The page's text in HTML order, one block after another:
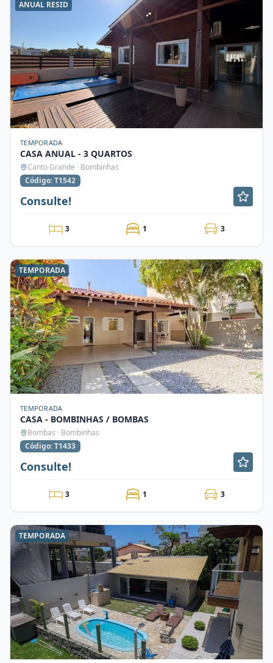
ANUAL RESID
TEMPORADA
CASA ANUAL - 3 QUARTOS
Canto Grande · Bombinhas
Código: T1542
Consulte!
3 1 3
TEMPORADA
TEMPORADA
CASA - BOMBINHAS / BOMBAS
Bombas · Bombinhas
Código: T1433
Consulte!
3 1 3
TEMPORADA